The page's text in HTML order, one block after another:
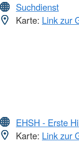
Suchdienst
Karte: Link zur
EHSH - Erste
Karte: Link zur